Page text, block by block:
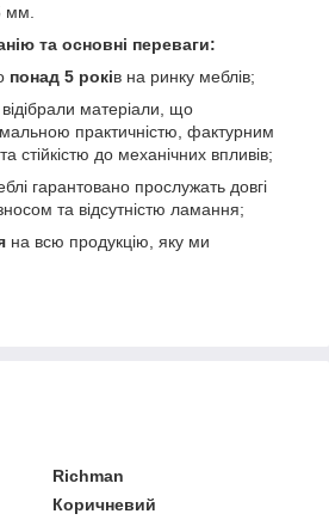
мм.
та основні переваги:
понад 5 років на ринку меблів;
матеріали, що
практичністю, фактурним
стійкістю до механічних впливів;
гарантовано прослужать довгі
та відсутністю ламання;
на всю продукцію, яку ми
Richman
Коричневий